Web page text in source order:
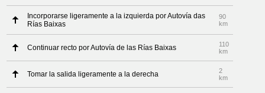
Incorporarse ligeramente a la izquierda por Autovía das
Rías Baixas
90
km
Continuar recto por Autovía de las Rías Baixas
110
km
Tomar la salida ligeramente a la derecha
2
km